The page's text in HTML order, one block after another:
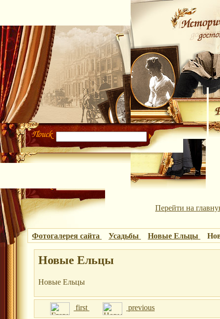
Перейти на
Фотогалерея сайта Усадьбы Новые Ельцы
Новые Ельцы
Новые Ельцы
first previous